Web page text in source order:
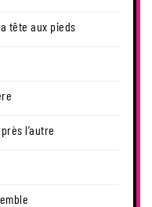
tête aux pieds
l’autre